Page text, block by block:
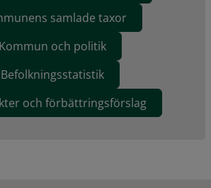
samlade taxor
Kommun och politik
Befolkningsstatistik
och förbättringsförslag